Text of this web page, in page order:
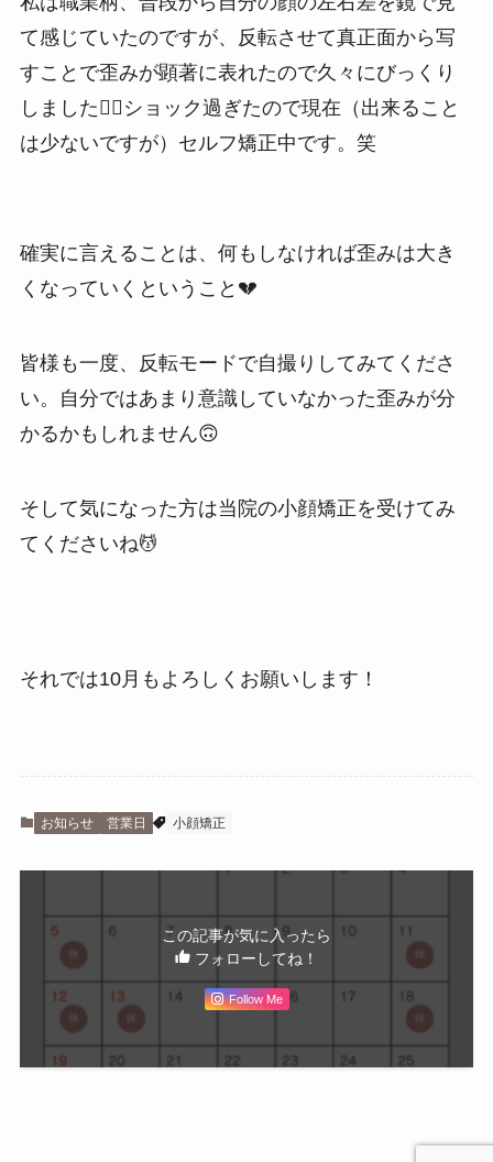
て感じていたのですが、反転させて真正面から写
すことで歪みが顕著に表れたので久々にびっくり
しました😶‍🌫️ショック過ぎたので現在（出来ること
は少ないですが）セルフ矯正中です。笑
確実に言えることは、何もしなければ歪みは大き
くなっていくということ💔
皆様も一度、反転モードで自撮りしてみてくださ
い。自分ではあまり意識していなかった歪みが分
かるかもしれません🙃
そして気になった方は当院の小顔矯正を受けてみ
てくださいね💆
それでは10月もよろしくお願いします！
お知らせ 営業日 小顔矯正
この記事が気に入ったら
フォローしてね！
Follow Me